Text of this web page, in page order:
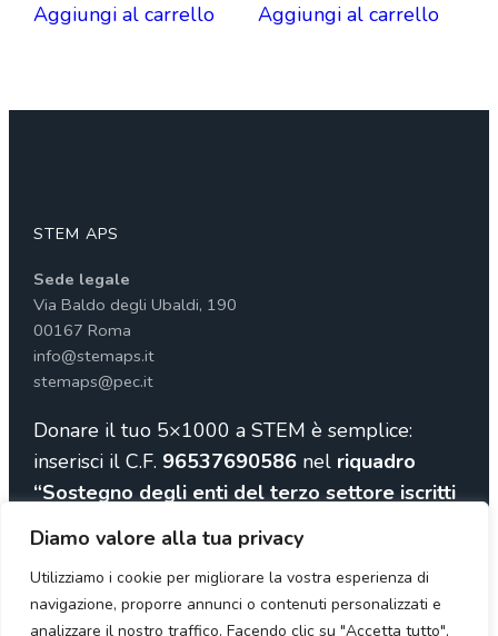
Diamo valore alla tua privacy
Utilizziamo i cookie per migliorare la vostra esperienza di
navigazione, proporre annunci o contenuti personalizzati e
analizzare il nostro traffico. Facendo clic su "Accetta tutto",
Aggiungi al carrello Aggiungi al carrello
STEM APS
Sede legale
Via Baldo degli Ubaldi, 190
00167 Roma
info@stemaps.it
stemaps@pec.it
Donare il tuo 5×1000 a STEM è semplice:
inserisci il C.F. 96537690586 nel riquadro
“Sostegno degli enti del terzo settore iscritti
al RUNTS”